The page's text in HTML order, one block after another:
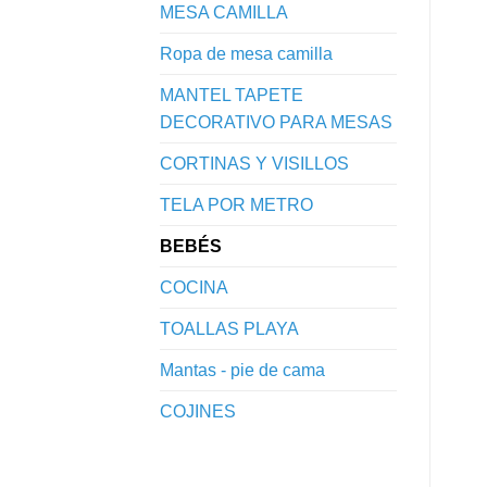
MESA CAMILLA
Ropa de mesa camilla
MANTEL TAPETE
DECORATIVO PARA MESAS
CORTINAS Y VISILLOS
TELA POR METRO
BEBÉS
COCINA
TOALLAS PLAYA
Mantas - pie de cama
COJINES